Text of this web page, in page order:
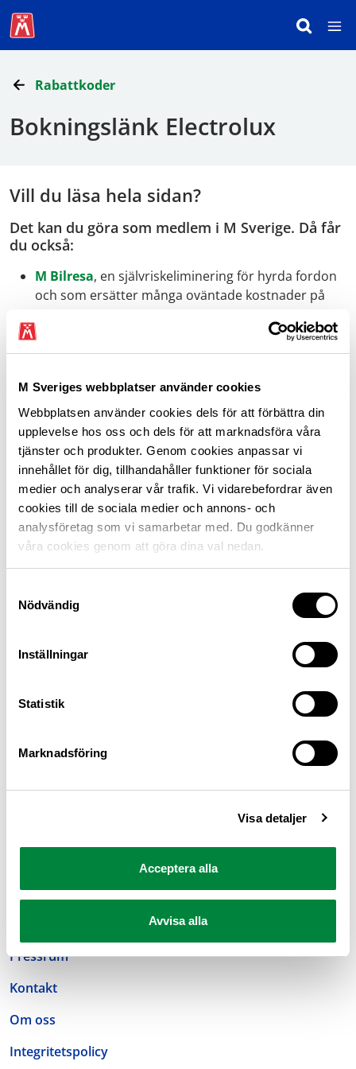
M Sveriges webbplatser använder cookies
Webbplatsen använder cookies dels för att förbättra din
upplevelse hos oss och dels för att marknadsföra våra
tjänster och produkter. Genom cookies anpassar vi
innehållet för dig, tillhandahåller funktioner för sociala
medier och analyserar vår trafik. Vi vidarebefordrar även
cookies till de sociala medier och annons- och
analysföretag som vi samarbetar med. Du godkänner
våra cookies genom att göra dina val nedan.
Nödvändig
Inställningar
Statistik
Marknadsföring
Visa detaljer
Acceptera alla
Avvisa alla
Rabattkoder
Bokningslänk Electrolux
Vill du läsa hela sidan?
Det kan du göra som medlem i M Sverige. Då får
du också:
M Bilresa, en självriskeliminering för hyrda fordon
och som ersätter många oväntade kostnader på
Fri personlig rådgivning om allt som rör bilen när
det gällerteknik,juridikochbilresor.
hemmet eller sommarstugan.
Medlemsrabatter på allt från drivmedel, besiktning
och däck till semesterboende.
Tidningen Motor med resereportage, tester och
granskande journalistik.
Och framför allt, du stöttar vårt arbete för
trafiksäkerhet, hållbarhet och tillgänglighet. Läs om
några av defrågor vi driver.
M Sverige är Sveriges största konsumentorganisation
för bilister och andra trafikanter
Ansvarig utgivare: Heléne Lilja
Pressrum
Kontakt
Om oss
Integritetspolicy